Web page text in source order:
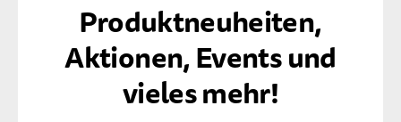
Produktneuheiten,
Aktionen, Events und
vieles mehr!